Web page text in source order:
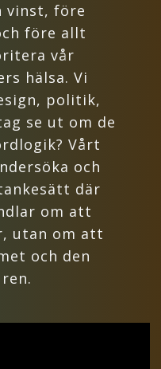
vinst, före
före allt
vår
hälsa. Vi
politik,
se ut om de
Vårt
och
där
om att
utan om att
och den